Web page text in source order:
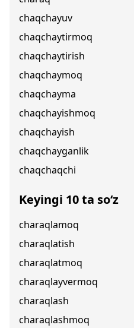
chaqchayuv
chaqchaytirmoq
chaqchaytirish
chaqchaymoq
chaqchayma
chaqchayishmoq
chaqchayish
chaqchayganlik
chaqchaqchi
Keyingi 10 ta so‘z
charaqlamoq
charaqlatish
charaqlatmoq
charaqlayvermoq
charaqlash
charaqlashmoq